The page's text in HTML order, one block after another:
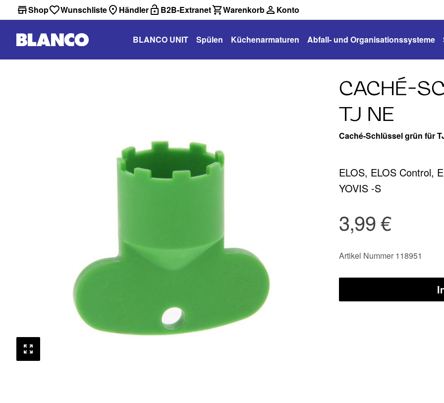
Shop Wunschliste Händler B2B-Extranet Warenkorb Konto
BLANCO UNIT Spülen Küchenarmaturen Abfall- und Organisationssysteme
CACHÉ-
TJ NE
Caché-Schlüssel grün für
ELOS, ELOS Control,
YOVIS -S
3,99 €
Artikel Nummer 118951